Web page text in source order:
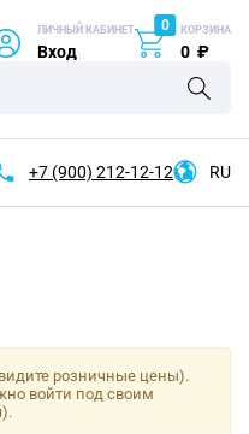
ЛИЧНЫЙ КАБИНЕТ
Вход
0 КОРЗИНА
0 ₽
+7 (900) 212-12-12 RU
розничные цены).
войти под своим